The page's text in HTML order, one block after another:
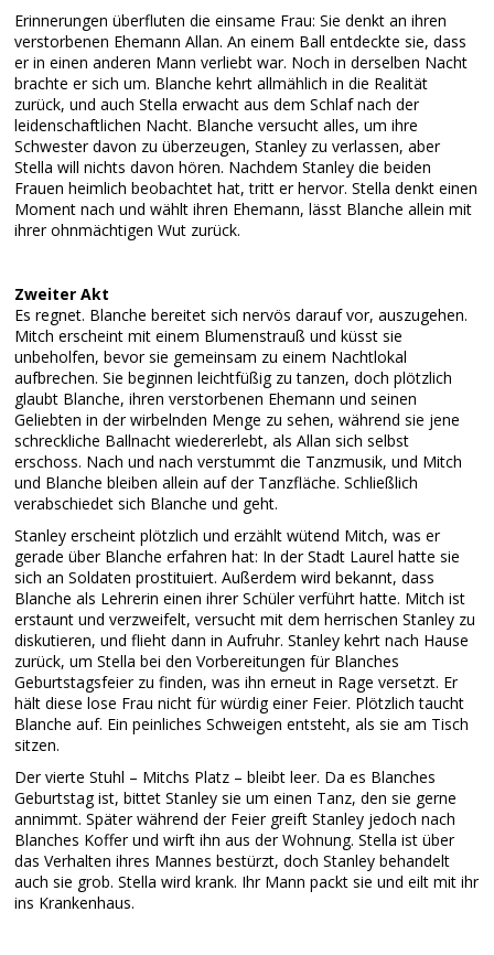
Erinnerungen überfluten die einsame Frau: Sie denkt an ihren
verstorbenen Ehemann Allan. An einem Ball entdeckte sie, dass
er in einen anderen Mann verliebt war. Noch in derselben Nacht
brachte er sich um. Blanche kehrt allmählich in die Realität
zurück, und auch Stella erwacht aus dem Schlaf nach der
leidenschaftlichen Nacht. Blanche versucht alles, um ihre
Schwester davon zu überzeugen, Stanley zu verlassen, aber
Stella will nichts davon hören. Nachdem Stanley die beiden
Frauen heimlich beobachtet hat, tritt er hervor. Stella denkt einen
Moment nach und wählt ihren Ehemann, lässt Blanche allein mit
ihrer ohnmächtigen Wut zurück.
Zweiter Akt
Es regnet. Blanche bereitet sich nervös darauf vor, auszugehen.
Mitch erscheint mit einem Blumenstrauß und küsst sie
unbeholfen, bevor sie gemeinsam zu einem Nachtlokal
aufbrechen. Sie beginnen leichtfüßig zu tanzen, doch plötzlich
glaubt Blanche, ihren verstorbenen Ehemann und seinen
Geliebten in der wirbelnden Menge zu sehen, während sie jene
schreckliche Ballnacht wiedererlebt, als Allan sich selbst
erschoss. Nach und nach verstummt die Tanzmusik, und Mitch
und Blanche bleiben allein auf der Tanzfläche. Schließlich
verabschiedet sich Blanche und geht.
Stanley erscheint plötzlich und erzählt wütend Mitch, was er
gerade über Blanche erfahren hat: In der Stadt Laurel hatte sie
sich an Soldaten prostituiert. Außerdem wird bekannt, dass
Blanche als Lehrerin einen ihrer Schüler verführt hatte. Mitch ist
erstaunt und verzweifelt, versucht mit dem herrischen Stanley zu
diskutieren, und flieht dann in Aufruhr. Stanley kehrt nach Hause
zurück, um Stella bei den Vorbereitungen für Blanches
Geburtstagsfeier zu finden, was ihn erneut in Rage versetzt. Er
hält diese lose Frau nicht für würdig einer Feier. Plötzlich taucht
Blanche auf. Ein peinliches Schweigen entsteht, als sie am Tisch
sitzen.
Der vierte Stuhl – Mitchs Platz – bleibt leer. Da es Blanches
Geburtstag ist, bittet Stanley sie um einen Tanz, den sie gerne
annimmt. Später während der Feier greift Stanley jedoch nach
Blanches Koffer und wirft ihn aus der Wohnung. Stella ist über
das Verhalten ihres Mannes bestürzt, doch Stanley behandelt
auch sie grob. Stella wird krank. Ihr Mann packt sie und eilt mit ihr
ins Krankenhaus.